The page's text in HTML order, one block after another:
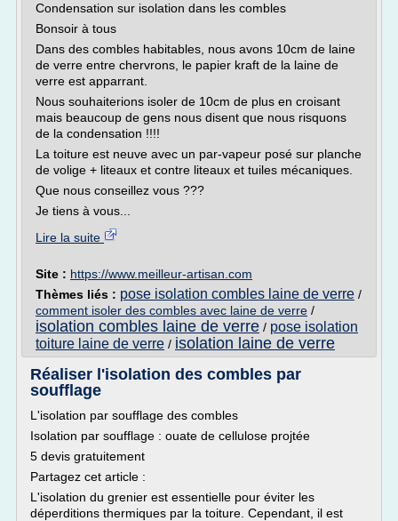
Condensation sur isolation dans les combles
Bonsoir à tous
Dans des combles habitables, nous avons 10cm de laine
de verre entre chervrons, le papier kraft de la laine de
verre est apparrant.
Nous souhaiterions isoler de 10cm de plus en croisant
mais beaucoup de gens nous disent que nous risquons
de la condensation !!!!
La toiture est neuve avec un par-vapeur posé sur planche
de volige + liteaux et contre liteaux et tuiles mécaniques.
Que nous conseillez vous ???
Je tiens à vous...
Lire la suite
Site : https://www.meilleur-artisan.com
Thèmes liés : pose isolation combles laine de verre /
comment isoler des combles avec laine de verre /
isolation combles laine de verre / pose isolation
toiture laine de verre / isolation laine de verre
Réaliser l'isolation des combles par
soufflage
L'isolation par soufflage des combles
Isolation par soufflage : ouate de cellulose projtée
5 devis gratuitement
Partagez cet article :
L'isolation du grenier est essentielle pour éviter les
déperditions thermiques par la toiture. Cependant, il est